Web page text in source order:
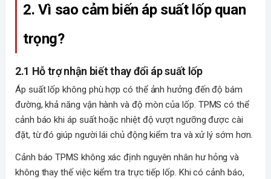
2. Vì sao cảm biến áp suất lốp quan
trọng?
2.1 Hỗ trợ nhận biết thay đổi áp suất lốp
Áp suất lốp không phù hợp có thể ảnh hưởng đến độ bám
đường, khả năng vận hành và độ mòn của lốp. TPMS có thể
cảnh báo khi áp suất hoặc nhiệt độ vượt ngưỡng được cài
đặt, từ đó giúp người lái chủ động kiểm tra và xử lý sớm hơn.
Cảnh báo TPMS không xác định nguyên nhân hư hỏng và
không thay thế việc kiểm tra trực tiếp lốp. Khi có cảnh báo,